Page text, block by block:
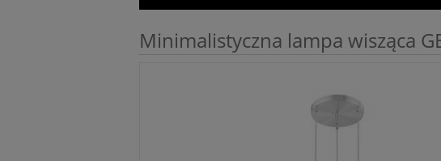
Minimalistyczna lampa wisząca